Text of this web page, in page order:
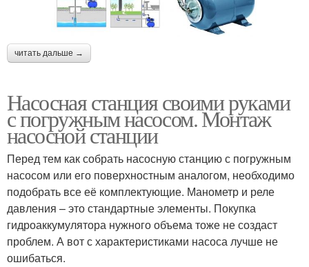
читать дальше →
Насосная станция своими руками
с погружным насосом. Монтаж
насосной станции
Перед тем как собрать насосную станцию с погружным
насосом или его поверхностным аналогом, необходимо
подобрать все её комплектующие. Манометр и реле
давления – это стандартные элементы. Покупка
гидроаккумулятора нужного объема тоже не создаст
проблем. А вот с характеристиками насоса лучше не
ошибаться.